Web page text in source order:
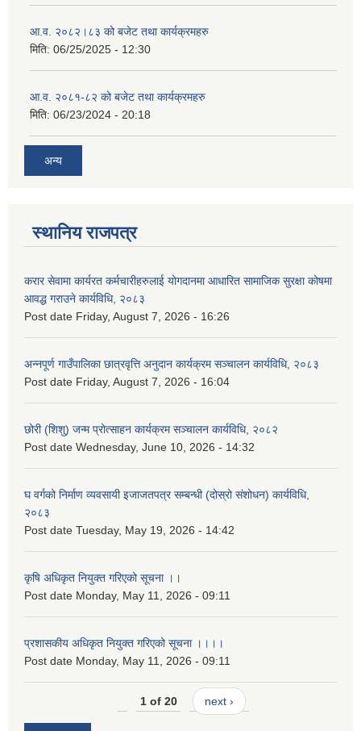
आ.व. २०८२।८३ को बजेट तथा कार्यक्रमहरु
मिति: 06/25/2025 - 12:30
आ.व. २०८१-८२ को बजेट तथा कार्यक्रमहरु
मिति: 06/23/2024 - 20:18
अन्य
स्थानिय राजपत्र
करार सेवामा कार्यरत कर्मचारीहरुलाई योगदानमा आधारित सामाजिक सुरक्षा कोषमा
आवद्ध गराउने कार्यविधि, २०८३
Post date Friday, August 7, 2026 - 16:26
अन्नपूर्ण गाउँपालिका छात्रवृत्ति अनुदान कार्यक्रम सञ्चालन कार्यविधि, २०८३
Post date Friday, August 7, 2026 - 16:04
छोरी (शिशु) जन्म प्रोत्साहन कार्यक्रम सञ्चालन कार्यविधि, २०८२
Post date Wednesday, June 10, 2026 - 14:32
घ वर्गको निर्माण व्यवसायी इजाजतपत्र सम्बन्धी (दोस्रो संशोधन) कार्यविधि,
२०८३
Post date Tuesday, May 19, 2026 - 14:42
कृषि अधिकृत नियुक्त गरिएको सूचना ।।
Post date Monday, May 11, 2026 - 09:11
प्रशासकीय अधिकृत नियुक्त गरिएको सूचना ।।।।
Post date Monday, May 11, 2026 - 09:11
1 of 20 next ›